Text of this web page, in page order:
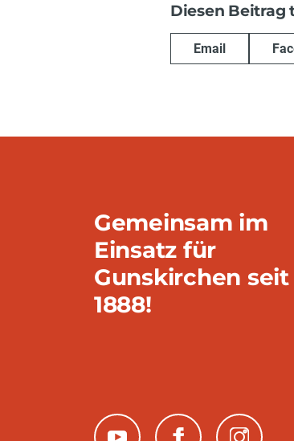
Diesen Beitrag
Email
Gemeinsam im
Einsatz für
Gunskirchen seit
1888!